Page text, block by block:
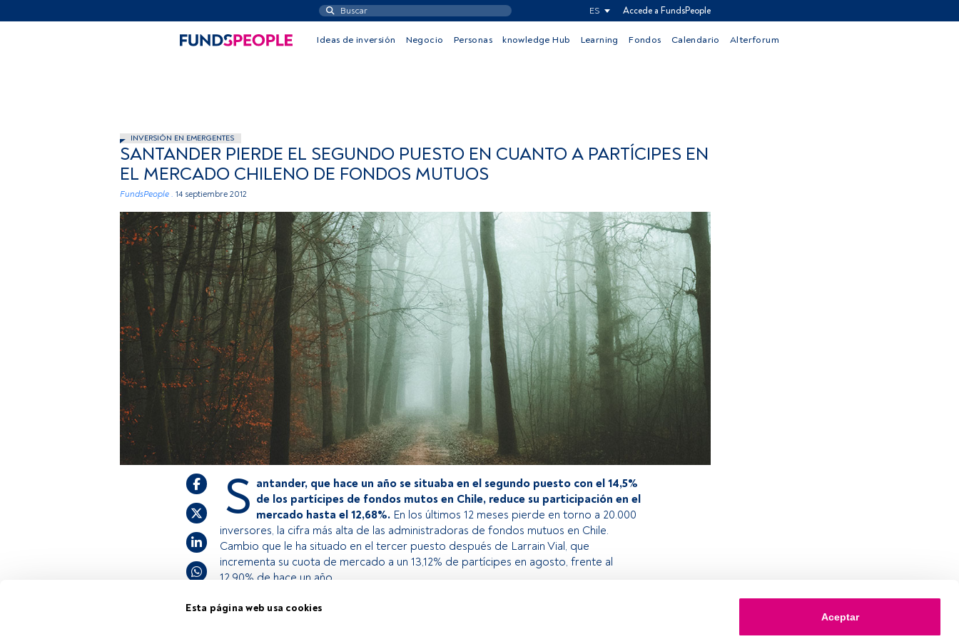
Esta página web usa cookies
Aceptar
ES Accede a FundsPeople
Ideas de inversión Negocio Personas knowledge Hub Learning Fondos Calendario Alterforum
INVERSIÓN EN EMERGENTES
SANTANDER PIERDE EL SEGUNDO PUESTO EN CUANTO A PARTÍCIPES EN
EL MERCADO CHILENO DE FONDOS MUTUOS
FundsPeople . 14 septiembre 2012
S antander, que hace un año se situaba en el segundo puesto con el 14,5%
de los partícipes de fondos mutos en Chile, reduce su participación en el
mercado hasta el 12,68%. En los últimos 12 meses pierde en torno a 20.000
inversores, la cifra más alta de las administradoras de fondos mutuos en Chile.
Cambio que le ha situado en el tercer puesto después de Larrain Vial, que
incrementa su cuota de mercado a un 13,12% de partícipes en agosto, frente al
12,90% de hace un año.